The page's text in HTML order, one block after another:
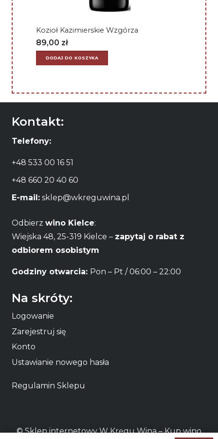
Kozioł Kazimierskie Wzgórza
89,00 zł
DODAJ DO KOSZYKA
Kontakt:
Telefony:
+48 533 00 16 51
+48 660 20 40 60
E-mail: sklep@wkreguwina.pl
Odbierz wino Kielce:
Wiejska 48, 25-319 Kielce – zapytaj o rabat z
odbiorem osobistym
Godziny otwarcia: Pon – Pt / 06:00 – 22:00
Na skróty:
Logowanie
Zarejestruj się
Konto
Ustawianie nowego hasła
Regulamin Sklepu
© Sklep internetowy W Kręgu Wina – Kupwino